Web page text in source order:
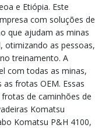
e Etiópia. Este
com soluções de
que ajudam as minas
otimizando as pessoas,
treinamento. A
com todas as minas,
as frotas OEM. Essas
de caminhões de
Komatsu
Komatsu P&H 4100,